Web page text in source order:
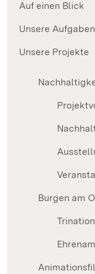
Auf einen Blick
Unsere Aufgaben
Unsere Projekte
Burgen am